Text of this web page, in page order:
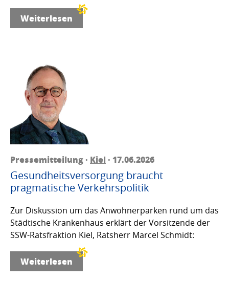
Weiterlesen
Pressemitteilung · Kiel · 17.06.2026
Gesundheitsversorgung braucht
pragmatische Verkehrspolitik
Zur Diskussion um das Anwohnerparken rund um das
Städtische Krankenhaus erklärt der Vorsitzende der
SSW-Ratsfraktion Kiel, Ratsherr Marcel Schmidt:
Weiterlesen